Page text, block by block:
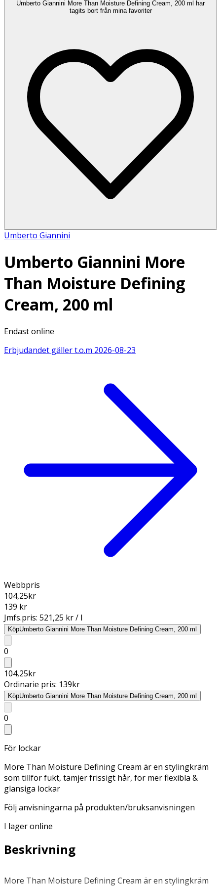
Umberto Giannini More Than Moisture Defining Cream, 200 ml har
tagits bort från mina favoriter
Umberto Giannini
Umberto Giannini More
Than Moisture Defining
Cream, 200 ml
Endast online
Erbjudandet gäller t.o.m 2026-08-23
Webbpris
104,25kr
139 kr
Jmfs.pris: 521,25 kr / l
KöpUmberto Giannini More Than Moisture Defining Cream, 200 ml
0
104,25kr
Ordinarie pris: 139kr
KöpUmberto Giannini More Than Moisture Defining Cream, 200 ml
0
För lockar
More Than Moisture Defining Cream är en stylingkräm
som tillför fukt, tämjer frissigt hår, för mer flexibla &
glansiga lockar
Följ anvisningarna på produkten/bruksanvisningen
I lager online
Beskrivning
More Than Moisture Defining Cream är en stylingkräm